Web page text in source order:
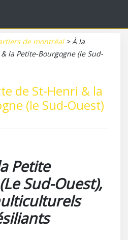
de montréal >À la
la Petite-Bourgogne (le Sud-
de St-Henri & la
(le Sud-Ouest)
Petite
Sud-Ouest),